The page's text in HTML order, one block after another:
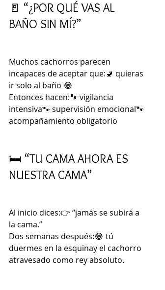
🚪 “¿POR QUÉ VAS AL
BAÑO SIN MÍ?”
Muchos cachorros parecen
incapaces de aceptar que:🚽 quieras
ir solo al baño 😂
Entonces hacen:🐾 vigilancia
intensiva🐾 supervisión emocional🐾
acompañamiento obligatorio
🛏️ “TU CAMA AHORA ES
NUESTRA CAMA”
Al inicio dices:👉 “jamás se subirá a
la cama.”
Dos semanas después:😂 tú
duermes en la esquinay el cachorro
atravesado como rey absoluto.